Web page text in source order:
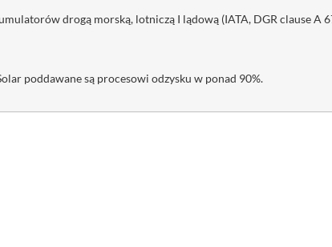
drogą morską, lotniczą I lądową (IATA, DGR clause A
poddawane są procesowi odzysku w ponad 90%.